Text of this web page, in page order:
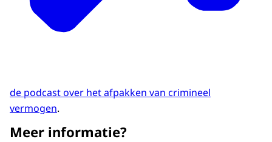
de podcast over het afpakken van crimineel
vermogen.
Meer informatie?